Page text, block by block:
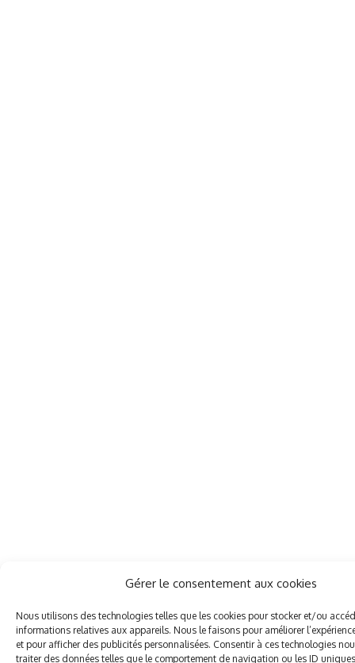
Gérer le consentement aux cookies
Nous utilisons des technologies telles que les cookies pour stocker et/ou
informations relatives aux appareils. Nous le faisons pour améliorer
et pour afficher des publicités personnalisées. Consentir à ces technologies
traiter des données telles que le comportement de navigation ou les ID